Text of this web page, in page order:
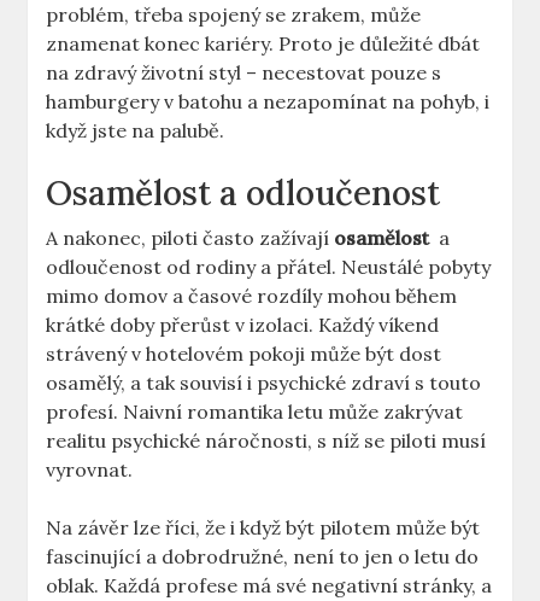
problém, třeba spojený se zrakem, může
‌znamenat konec ⁣kariéry. ⁤Proto je důležité dbát
na zdravý ​životní styl – necestovat⁣ pouze s‍
hamburgery v batohu a ⁤nezapomínat ‍na pohyb, i
když jste na⁢ palubě.
Osamělost a odloučenost
A nakonec, piloti často zažívají osamělost⁣ a
odloučenost od rodiny a ‌přátel. Neustálé pobyty
mimo​ domov a ​časové⁢ rozdíly mohou během
krátké doby přerůst v ⁣izolaci.⁤ Každý ⁤víkend
strávený v ⁢hotelovém pokoji může být dost
osamělý, a‍ tak souvisí ​i ​psychické zdraví s touto⁣
profesí. ​Naivní romantika letu‍ může ⁤zakrývat ​
realitu ‌psychické náročnosti, s níž se piloti musí
vyrovnat.
Na závěr ​lze říci, že i když být pilotem může být ​
fascinující a dobrodružné, není to jen o ‍letu do
oblak. Každá profese má své negativní stránky,‍ a